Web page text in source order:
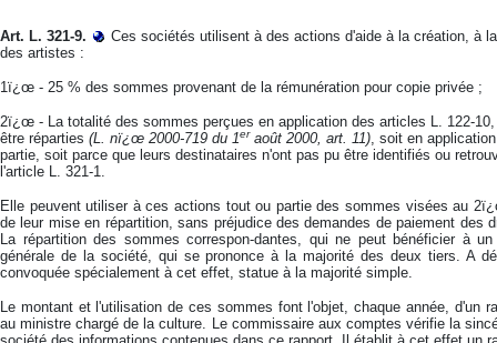
Art. L. 321-9.
Ces sociétés utilisent à des actions d'aide à la création, à
des artistes :
1ï¿œ - 25 % des sommes provenant de la rémunération pour copie privée ;
2ï¿œ - La totalité des sommes perçues en application des articles L. 122-
être réparties (L. nï¿œ 2000-719 du 1eraoût 2000, art. 11), soit en
partie, soit parce que leurs destinataires n'ont pas pu être identifiés ou
l'article L. 321-1.
Elle peuvent utiliser à ces actions tout ou partie des sommes visées au
de leur mise en répartition, sans préjudice des demandes de paiement des
La répartition des sommes correspon-dantes, qui ne peut bénéficier à
générale de la société, qui se prononce à la majorité des deux tiers. A
convoquée spécialement à cet effet, statue à la majorité simple.
Le montant et l'utilisation de ces sommes font l'objet, chaque année, d'un
au ministre chargé de la culture. Le commissaire aux comptes vérifie la